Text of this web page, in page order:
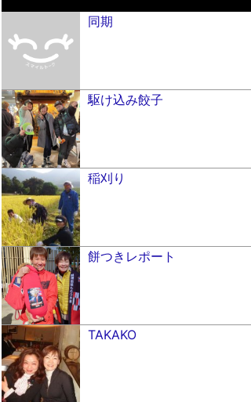
同期
駆け込み餃子
稲刈り
餅つきレポート
TAKAKO